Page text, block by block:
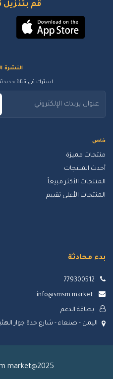
قم بتنزيل
خاص
منتجات مميزة
أحدث المنتجات
المنتجات الأكثر مبيعاً
المنتجات الأعلى تقييم
النشرة
اشترك في قناة
بدء محادثة
779300512
info@smsm.market
بطاقة الدعم
اليمن - صنعاء - شارع حدة جوار
market@2025